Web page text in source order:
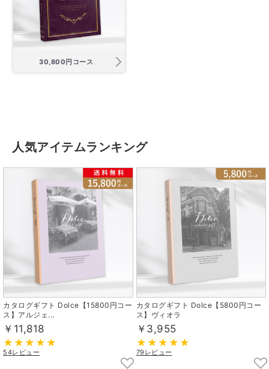
30,800円コース
人気アイテムランキング
カタログギフト Dolce【15800円コー
ス】アルジェ...
￥11,818
54レビュー
カタログギフト Dolce【5800円コー
ス】ヴィオラ
￥3,955
79レビュー